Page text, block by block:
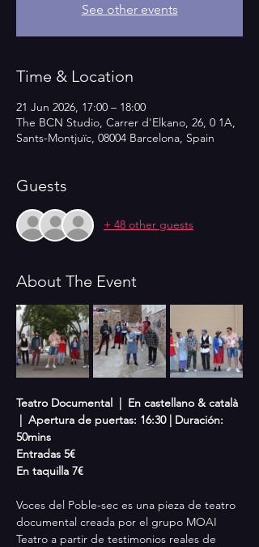
See other events
Time & Location
21 Jun 2026, 17:00 – 18:00
The BCN Studio, Carrer d'Elkano, 26, 0 1A,
Sants-Montjuïc, 08004 Barcelona, Spain
Guests
+ 48 other guests
About The Event
Teatro Documental  |  En castellano & català
|  Apertura de puertas: 16:30 | Duración:
50mins
Entradas 5€
En taquilla 7€
Voces del Poble-sec es una pieza de teatro
documental creada por el grupo MOAI
Teatro a partir de testimonios reales de